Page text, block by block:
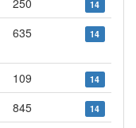
250 14
635 14
109 14
845 14